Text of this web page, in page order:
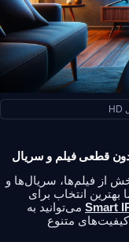
از فیلم‌ها، سریال‌ها و
بهترین انتخاب برای
Smart می‌توانید به
کیفیت‌های متنوع